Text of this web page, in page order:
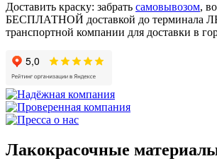
Доставить краску: забрать самовывозом,
БЕСПЛАТНОЙ доставкой до терминала
транспортной компании для доставки в
Лакокрасочные